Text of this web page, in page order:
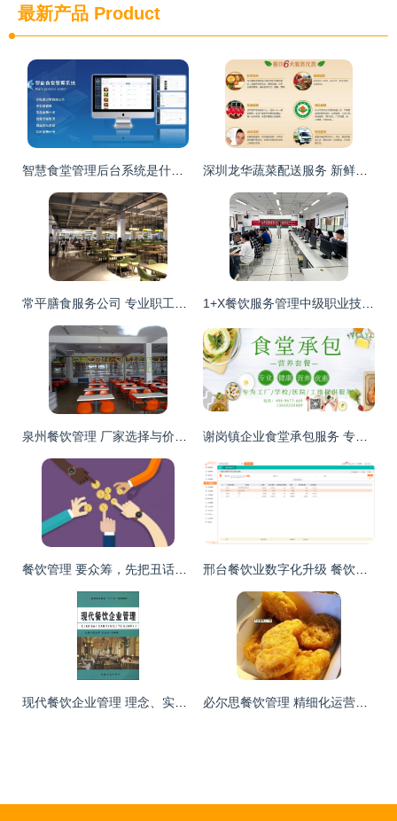
最新产品 Product